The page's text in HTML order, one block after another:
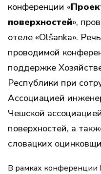
конференции «
поверхностей»,
отеле «Olšanka».
проводимой
поддержке
Республики при
Ассоциацией
Чешской
поверхностей, а
словацких
В рамках конференции